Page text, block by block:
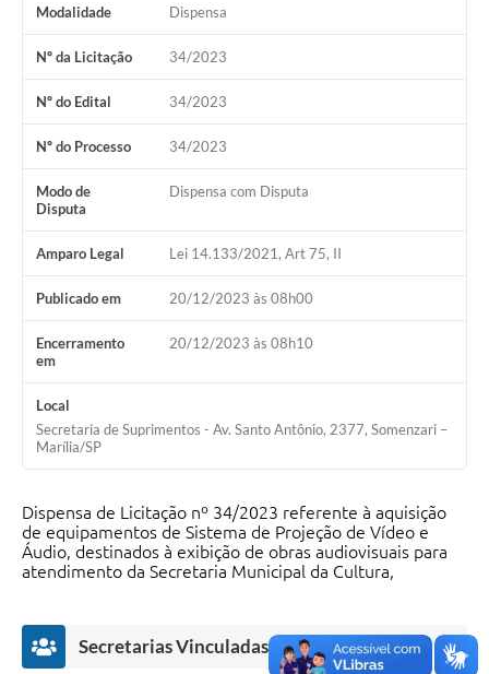
Modalidade Dispensa
Nº da Licitação 34/2023
Nº do Edital 34/2023
Nº do Processo 34/2023
Modo de
Disputa
Dispensa com Disputa
Amparo Legal Lei 14.133/2021, Art 75, II
Publicado em 20/12/2023 às 08h00
Encerramento
em
20/12/2023 às 08h10
Local
Secretaria de Suprimentos - Av. Santo Antônio, 2377, Somenzari –
Marília/SP
Dispensa de Licitação nº 34/2023 referente à aquisição
de equipamentos de Sistema de Projeção de Vídeo e
Áudio, destinados à exibição de obras audiovisuais para
atendimento da Secretaria Municipal da Cultura,
Secretarias Vinculadas